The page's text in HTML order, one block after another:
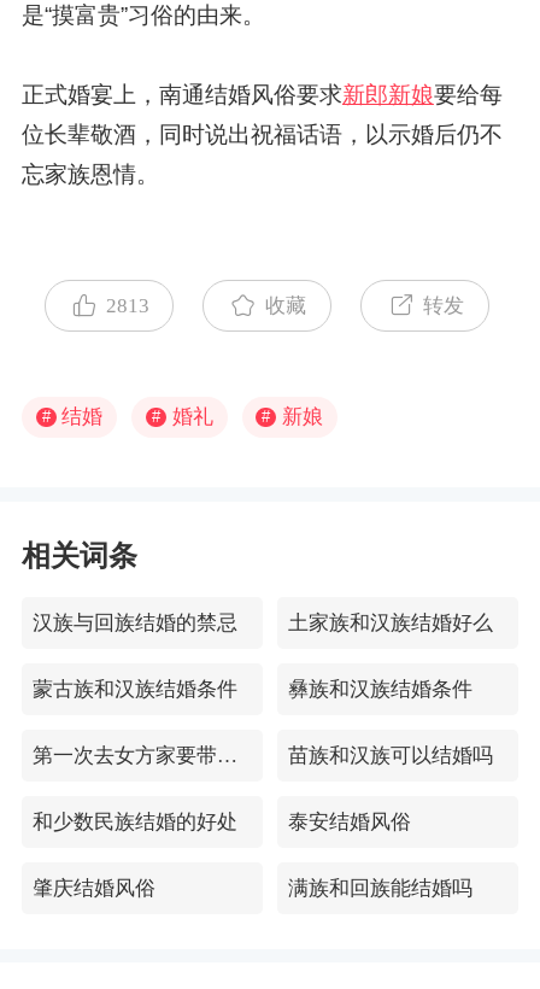
是“摸富贵”习俗的由来。
正式婚宴上，南通结婚风俗要求新郎新娘要给每
位长辈敬酒，同时说出祝福话语，以示婚后仍不
忘家族恩情。
2813 收藏 转发
# 结婚 # 婚礼 # 新娘
相关词条
汉族与回族结婚的禁忌 土家族和汉族结婚好么
蒙古族和汉族结婚条件 彝族和汉族结婚条件
第一次去女方家要带哪4件礼品 苗族和汉族可以结婚吗
和少数民族结婚的好处 泰安结婚风俗
肇庆结婚风俗 满族和回族能结婚吗